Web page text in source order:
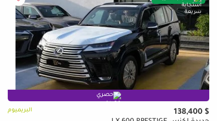
حصري
$ 138,400 البريميوم